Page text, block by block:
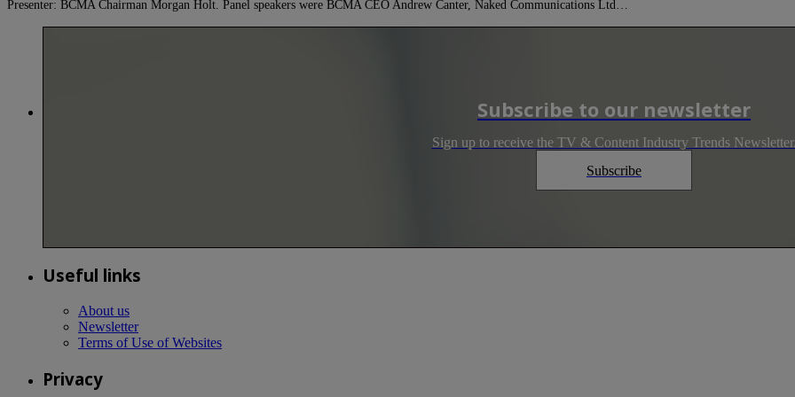
Presenter: BCMA Chairman Morgan Holt. Panel speakers were BCMA CEO Andrew Canter, Naked Communications Ltd…
Subscribe to our newsletter
Sign up to receive the TV & Content Industry Trends
Subscribe
Useful links
About us
Newsletter
Terms of Use of Websites
Privacy